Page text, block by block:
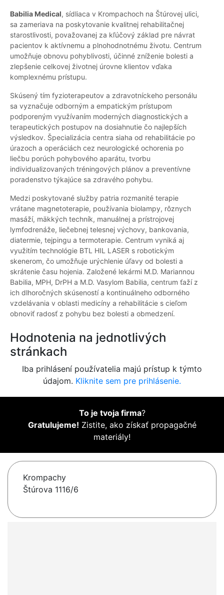
Babilia Medical, sídliaca v Krompachoch na Štúrovej ulici,
sa zameriava na poskytovanie kvalitnej rehabilitačnej
starostlivosti, považovanej za kľúčový základ pre návrat
pacientov k aktívnemu a plnohodnotnému životu. Centrum
umožňuje obnovu pohyblivosti, účinné zníženie bolesti a
zlepšenie celkovej životnej úrovne klientov vďaka
komplexnému prístupu.
Skúsený tím fyzioterapeutov a zdravotníckeho personálu
sa vyznačuje odborným a empatickým prístupom
podporeným využívaním moderných diagnostických a
terapeutických postupov na dosiahnutie čo najlepších
výsledkov. Špecializácia centra siaha od rehabilitácie po
úrazoch a operáciách cez neurologické ochorenia po
liečbu porúch pohybového aparátu, tvorbu
individualizovaných tréningových plánov a preventívne
poradenstvo týkajúce sa zdravého pohybu.
Medzi poskytované služby patria rozmanité terapie
vrátane magnetoterapie, používania biolampy, rôznych
masáží, mäkkých techník, manuálnej a prístrojovej
lymfodrenáže, liečebnej telesnej výchovy, bankovania,
diatermie, tejpingu a termoterapie. Centrum vyniká aj
využitím technológie BTL HIL LASER s robotickým
skenerom, čo umožňuje urýchlenie úľavy od bolesti a
skrátenie času hojenia. Založené lekármi M.D. Mariannou
Babilia, MPH, DrPH a M.D. Vasylom Babilia, centrum ťaží z
ich dlhoročných skúseností a kontinuálneho odborného
vzdelávania v oblasti medicíny a rehabilitácie s cieľom
obnoviť radosť z pohybu bez bolesti a obmedzení.
Hodnotenia na jednotlivých
stránkach
Iba prihlásení používatelia majú prístup k týmto
údajom. Kliknite sem pre prihlásenie.
To je tvoja firma?
Gratulujeme! Zistite, ako získať propagačné
materiály!
Krompachy
Štúrova 1116/6